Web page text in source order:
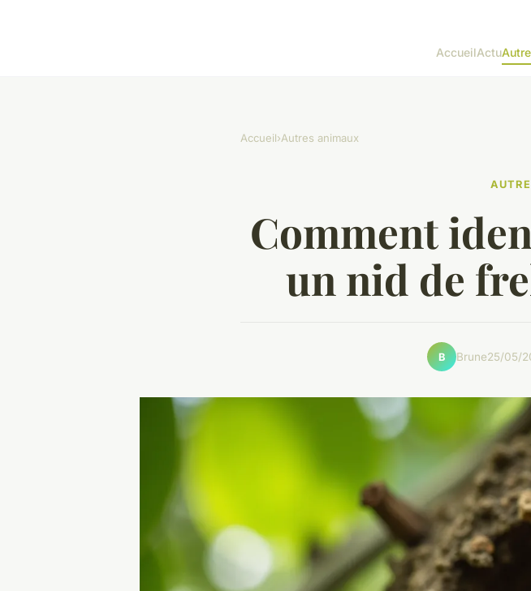
AccueilActu
Accueil›Autres animaux
Comment
un nid de
B Brune25/05/